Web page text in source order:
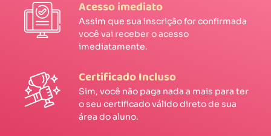
Acesso imediato
Assim que sua inscrição for confirmada
você vai receber o acesso
imediatamente.
Certificado Incluso
Sim, você não paga nada a mais para ter
o seu certificado válido direto de sua
área do aluno.